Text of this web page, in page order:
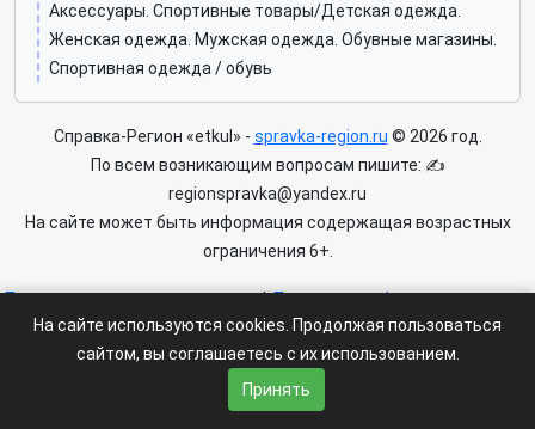
Аксессуары. Спортивные товары/Детская одежда.
Женская одежда. Мужская одежда. Обувные магазины.
Спортивная одежда / обувь
Справка-Регион «etkul» - spravka-region.ru © 2026 год.
По всем возникающим вопросам пишите: ✍
regionspravka@yandex.ru
На сайте может быть информация содержащая возрастных
ограничения 6+.
Пользовательское соглашение|Политика конфиденциальности
|Условия доступа к сайту
На сайте используются cookies. Продолжая пользоваться
сайтом, вы соглашаетесь с их использованием.
Принять